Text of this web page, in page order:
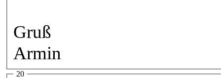
Gruß
Armin
20